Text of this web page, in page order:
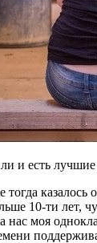
и есть лучшие
казалось
10-ти лет,
нас моя